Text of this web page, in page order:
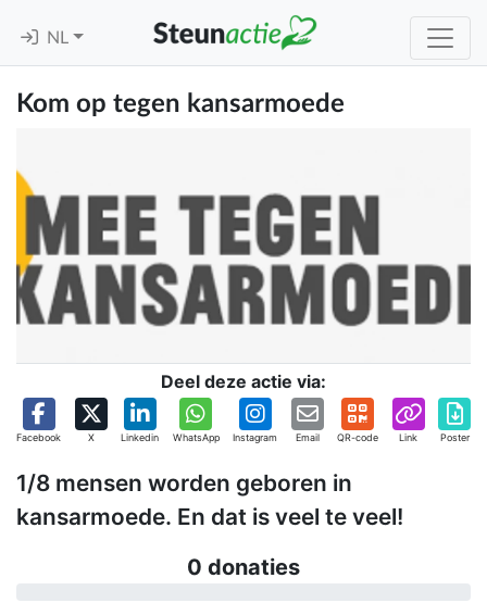
NL
Kom op tegen kansarmoede
Deel deze actie via:
Facebook X Linkedin WhatsApp Instagram Email QR-code Link Poster
1/8 mensen worden geboren in
kansarmoede. En dat is veel te veel!
0 donaties